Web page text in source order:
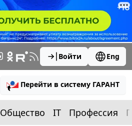
Войти Eng
Перейти в систему ГАРАНТ
Общество IT Профессия